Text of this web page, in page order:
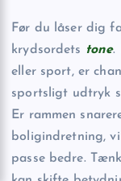
Før du låser dig
krydsordets tone.
eller sport, er
sportsligt udtryk
Er rammen
boligindretning,
passe bedre.